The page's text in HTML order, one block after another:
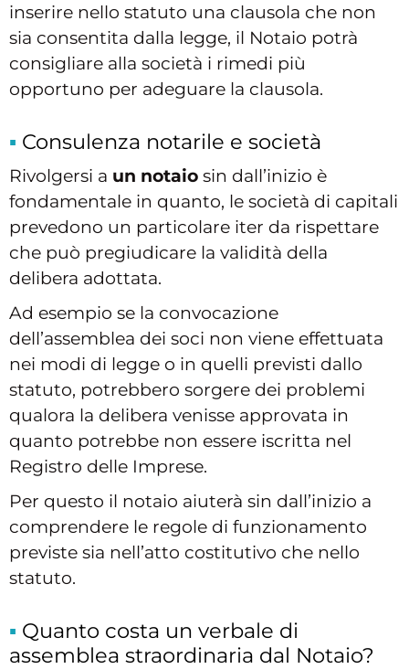
inserire nello statuto una clausola che non
sia consentita dalla legge, il Notaio potrà
consigliare alla società i rimedi più
opportuno per adeguare la clausola.
Consulenza notarile e società
Rivolgersi a un notaio sin dall’inizio è
fondamentale in quanto, le società di capitali
prevedono un particolare iter da rispettare
che può pregiudicare la validità della
delibera adottata.
Ad esempio se la convocazione
dell’assemblea dei soci non viene effettuata
nei modi di legge o in quelli previsti dallo
statuto, potrebbero sorgere dei problemi
qualora la delibera venisse approvata in
quanto potrebbe non essere iscritta nel
Registro delle Imprese.
Per questo il notaio aiuterà sin dall’inizio a
comprendere le regole di funzionamento
previste sia nell’atto costitutivo che nello
statuto.
Quanto costa un verbale di
assemblea straordinaria dal Notaio?